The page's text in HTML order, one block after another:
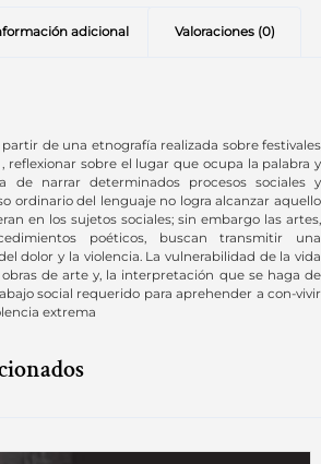
adicional Valoraciones (0)
partir de una etnografía realizada sobre festivales
reflexionar sobre el lugar que ocupa la palabra y
de narrar determinados procesos sociales y
ordinario del lenguaje no logra alcanzar aquello
en los sujetos sociales; sin embargo las artes,
poéticos, buscan transmitir una
dolor y la violencia. La vulnerabilidad de la vida
de arte y, la interpretación que se haga de
social requerido para aprehender a con-vivir
extrema